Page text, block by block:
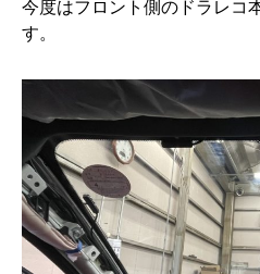
今度はフロント側のドラレコ
す。